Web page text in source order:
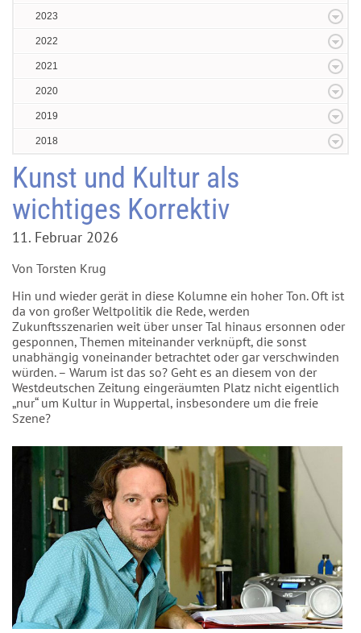
2023
2022
2021
2020
2019
2018
Kunst und Kultur als
wichtiges Korrektiv
11. Februar 2026
Von Torsten Krug
Hin und wieder gerät in diese Kolumne ein hoher Ton. Oft ist
da von großer Weltpolitik die Rede, werden
Zukunftsszenarien weit über unser Tal hinaus ersonnen oder
gesponnen, Themen miteinander verknüpft, die sonst
unabhängig voneinander betrachtet oder gar verschwinden
würden. – Warum ist das so? Geht es an diesem von der
Westdeutschen Zeitung eingeräumten Platz nicht eigentlich
„nur“ um Kultur in Wuppertal, insbesondere um die freie
Szene?